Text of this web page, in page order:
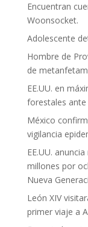
Encuentran
Woonsocket.
Adolescente
Hombre de
de
EE.UU. en
forestales
México
vigilancia
EE.UU.
millones por
Nueva
León XIV
primer viaje a